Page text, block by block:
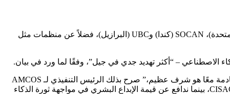
تجمع الاجتماع رؤساء هيئات الإدارة الجماعية الكبرى بما في ذلك ASCAP (الولايات المتحدة)، JASRAC (اليابان)، PRS للموسيقى (المملكة المتحدة)، SOCAN (كندا) وUBC (البرازيل)، فضلاً عن منظمات مثل
، الذي يترأس CISAC منذ 2025. “نقف قويين في تعاوننا مع هيئات الإدارة الجماعية من جميع أنحاء العالم، متحدين تحت راية CISAC، بينما ندافع عن قيمة الإبداع البشري في مواجهة ثورة الذكاء